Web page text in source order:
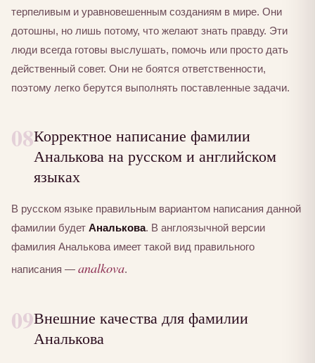
терпеливым и уравновешенным созданиям в мире. Они
дотошны, но лишь потому, что желают знать правду. Эти
люди всегда готовы выслушать, помочь или просто дать
действенный совет. Они не боятся ответственности,
поэтому легко берутся выполнять поставленные задачи.
08Корректное написание фамилии
Аналькова на русском и английском
языках
В русском языке правильным вариантом написания данной
фамилии будет Аналькова. В англоязычной версии
фамилия Аналькова имеет такой вид правильного
написания — analkova.
09Внешние качества для фамилии
Аналькова